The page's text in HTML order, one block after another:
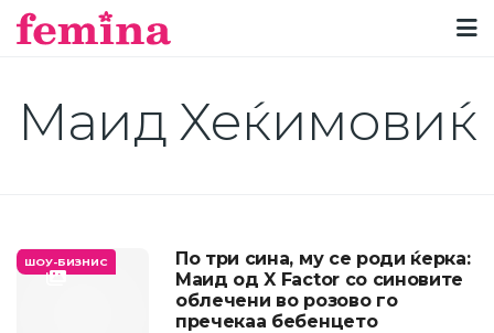
Маид Хеќимовиќ
ШОУ-БИЗНИС
По три сина, му се роди ќерка:
Маид од X Factor со синовите
облечени во розово го
пречекаа бебенцето